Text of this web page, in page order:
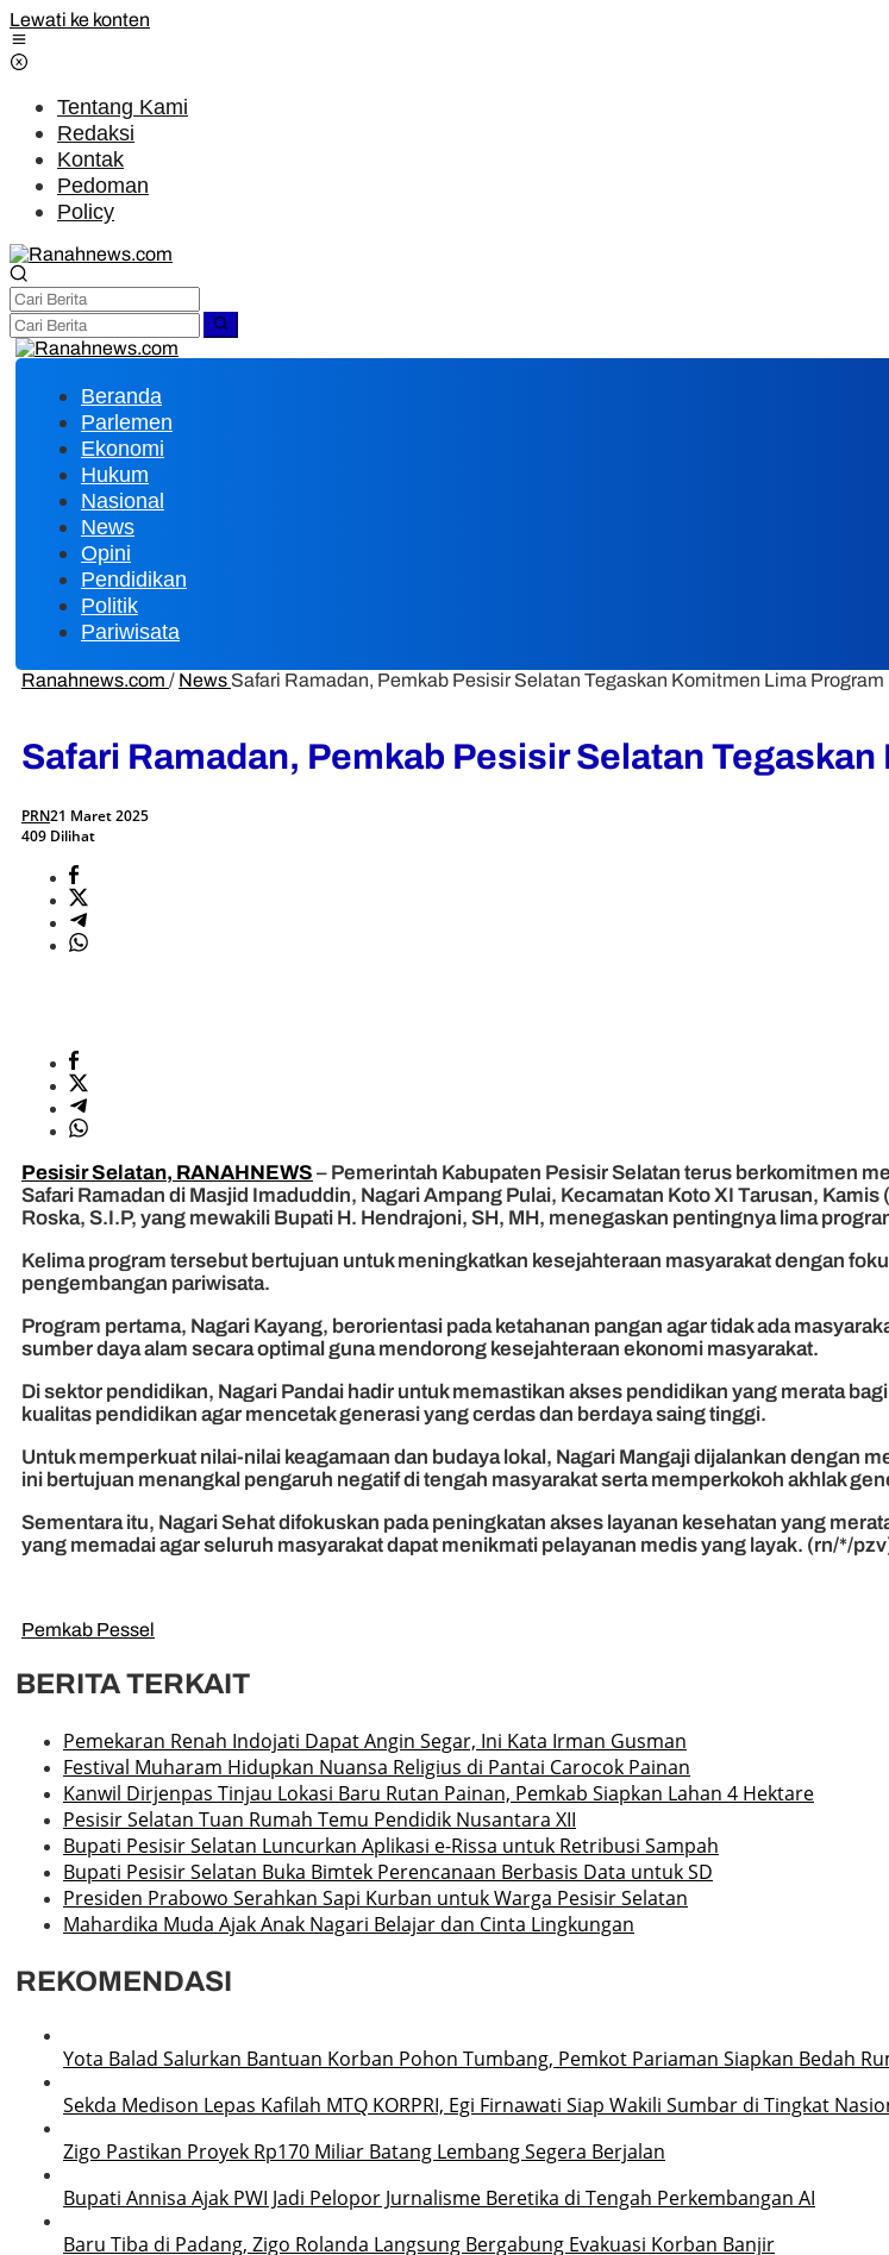
Lewati ke konten
Tentang Kami
Redaksi
Kontak
Pedoman
Policy
Beranda
Parlemen
Ekonomi
Hukum
Nasional
News
Opini
Pendidikan
Politik
Pariwisata
Ranahnews.com / News Safari Ramadan, Pemkab Pesisir Selatan Tegaskan Komitmen Lima Program
Safari Ramadan, Pemkab Pesisir Selatan
PRN21 Maret 2025
409 Dilihat
Pesisir Selatan, RANAHNEWS – Pemerintah Kabupaten Pesisir Selatan terus berkomitmen
Safari Ramadan di Masjid Imaduddin, Nagari Ampang Pulai, Kecamatan Koto XI Tarusan,
Roska, S.I.P, yang mewakili Bupati H. Hendrajoni, SH, MH, menegaskan pentingnya lima
Kelima program tersebut bertujuan untuk meningkatkan kesejahteraan masyarakat dengan
pengembangan pariwisata.
Program pertama, Nagari Kayang, berorientasi pada ketahanan pangan agar tidak ada
sumber daya alam secara optimal guna mendorong kesejahteraan ekonomi masyarakat.
Di sektor pendidikan, Nagari Pandai hadir untuk memastikan akses pendidikan yang merata
kualitas pendidikan agar mencetak generasi yang cerdas dan berdaya saing tinggi.
Untuk memperkuat nilai-nilai keagamaan dan budaya lokal, Nagari Mangaji dijalankan dengan
ini bertujuan menangkal pengaruh negatif di tengah masyarakat serta memperkokoh akhlak
Sementara itu, Nagari Sehat difokuskan pada peningkatan akses layanan kesehatan yang
yang memadai agar seluruh masyarakat dapat menikmati pelayanan medis yang layak. (rn/*/
Pemkab Pessel
BERITA TERKAIT
Pemekaran Renah Indojati Dapat Angin Segar, Ini Kata Irman Gusman
Festival Muharam Hidupkan Nuansa Religius di Pantai Carocok Painan
Kanwil Dirjenpas Tinjau Lokasi Baru Rutan Painan, Pemkab Siapkan Lahan 4 Hektare
Pesisir Selatan Tuan Rumah Temu Pendidik Nusantara XII
Bupati Pesisir Selatan Luncurkan Aplikasi e-Rissa untuk Retribusi Sampah
Bupati Pesisir Selatan Buka Bimtek Perencanaan Berbasis Data untuk SD
Presiden Prabowo Serahkan Sapi Kurban untuk Warga Pesisir Selatan
Mahardika Muda Ajak Anak Nagari Belajar dan Cinta Lingkungan
REKOMENDASI
Yota Balad Salurkan Bantuan Korban Pohon Tumbang, Pemkot Pariaman Siapkan Bedah
Sekda Medison Lepas Kafilah MTQ KORPRI, Egi Firnawati Siap Wakili Sumbar di Tingkat
Zigo Pastikan Proyek Rp170 Miliar Batang Lembang Segera Berjalan
Bupati Annisa Ajak PWI Jadi Pelopor Jurnalisme Beretika di Tengah Perkembangan AI
Baru Tiba di Padang, Zigo Rolanda Langsung Bergabung Evakuasi Korban Banjir